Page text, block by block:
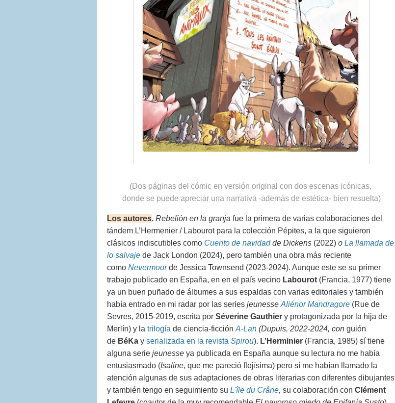
(Dos páginas del cómic en versión original con dos escenas icónicas,
donde se puede apreciar una narrativa -además de estética- bien resuelta)
Los autores. Rebelión en la granja fue la primera de varias colaboraciones del
tándem L’Hermenier / Labourot para la colección Pépites, a la que siguieron
clásicos indiscutibles como Cuento de navidadde Dickens (2022) o La llamada de
lo salvaje de Jack London (2024), pero también una obra más reciente
como Nevermoor de Jessica Townsend (2023-2024). Aunque este se su primer
trabajo publicado en España, en en el país vecino Labourot (Francia, 1977) tiene
ya un buen puñado de álbumes a sus espaldas con varias editoriales y también
había entrado en mi radar por las series jeunesse Aliénor Mandragore (Rue de
Sevres, 2015-2019, escrita por Séverine Gauthier y protagonizada por la hija de
Merlín) y la trilogía de ciencia-ficción A-Lan (Dupuis, 2022-2024, con guión
de BéKa y serializada en la revista Spirou). L’Herminier (Francia, 1985) sí tiene
alguna serie jeunesse ya publicada en España aunque su lectura no me había
entusiasmado (Isaline, que me pareció flojísima) pero sí me habían llamado la
atención algunas de sus adaptaciones de obras literarias con diferentes dibujantes
y también tengo en seguimiento su L'île du Crâne, su colaboración con Clément